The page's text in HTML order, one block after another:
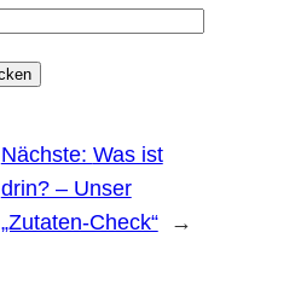
Nächste: Was ist
drin? – Unser
„Zutaten-Check“
→